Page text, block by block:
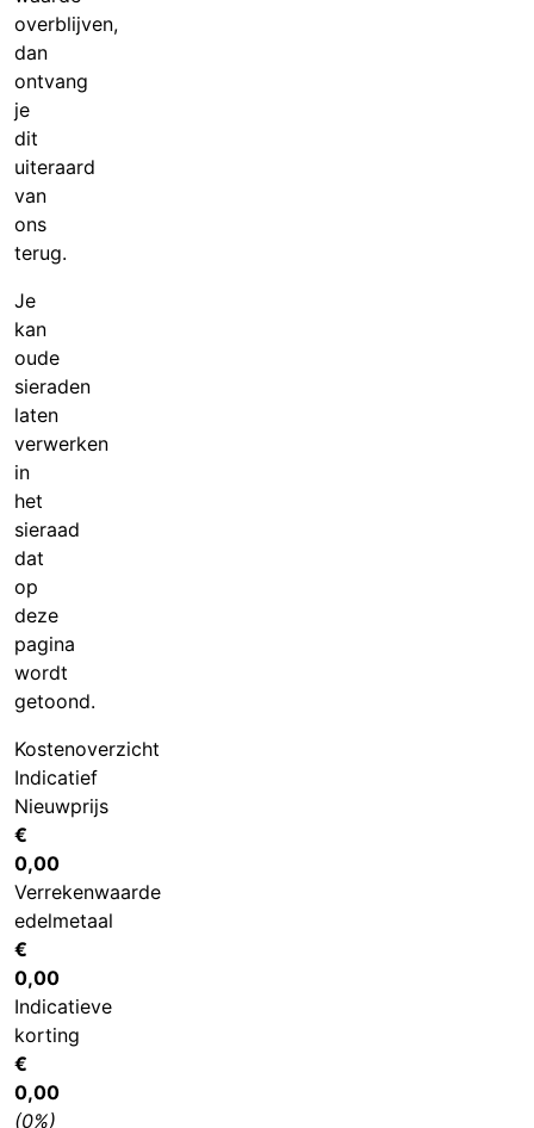
overblijven,
dan
ontvang
je
dit
uiteraard
van
ons
terug.
Je
kan
oude
sieraden
laten
verwerken
in
het
sieraad
dat
op
deze
pagina
wordt
getoond.
Kostenoverzicht
Indicatief
Nieuwprijs
€
0,00
Verrekenwaarde
edelmetaal
€
0,00
Indicatieve
korting
€
0,00
(0%)